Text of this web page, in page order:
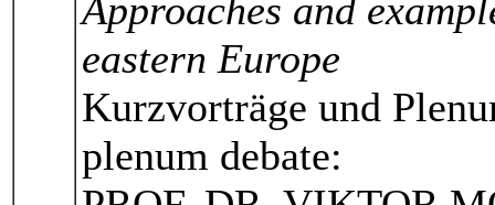
Approaches and
eastern Europe
Kurzvorträge und
plenum debate: